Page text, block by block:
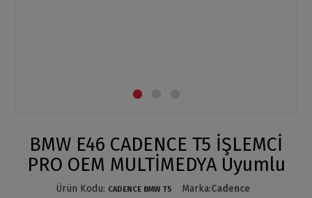
BMW E46 CADENCE T5 İŞLEMCİ
PRO OEM MULTİMEDYA Uyumlu
Ürün Kodu: CADENCE BMW T5 Marka:Cadence